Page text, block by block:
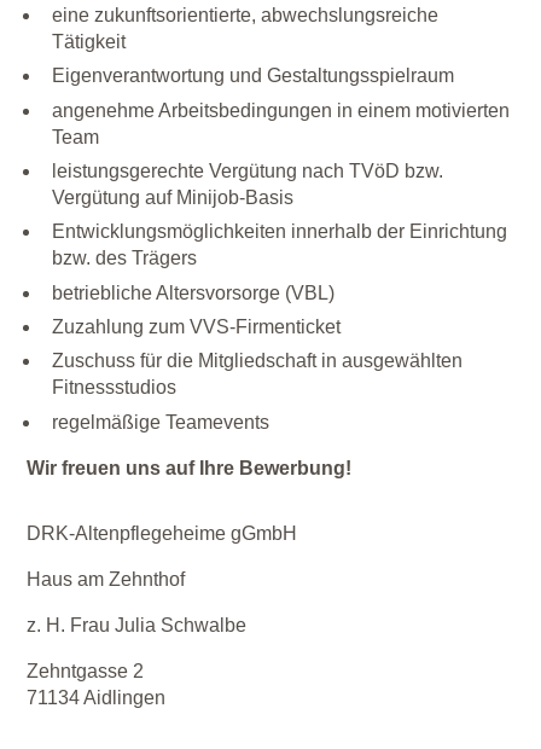
eine zukunftsorientierte, abwechslungsreiche
Tätigkeit
Eigenverantwortung und Gestaltungsspielraum
angenehme Arbeitsbedingungen in einem motivierten
Team
leistungsgerechte Vergütung nach TVöD bzw.
Vergütung auf Minijob-Basis
Entwicklungsmöglichkeiten innerhalb der Einrichtung
bzw. des Trägers
betriebliche Altersvorsorge (VBL)
Zuzahlung zum VVS-Firmenticket
Zuschuss für die Mitgliedschaft in ausgewählten
Fitnessstudios
regelmäßige Teamevents
Wir freuen uns auf Ihre Bewerbung!
DRK-Altenpflegeheime gGmbH
Haus am Zehnthof
z. H. Frau Julia Schwalbe
Zehntgasse 2
71134 Aidlingen